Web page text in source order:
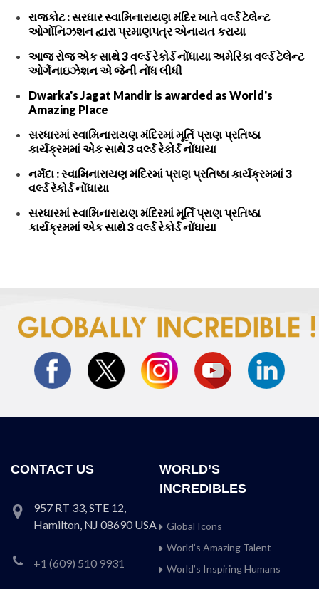
રાજકોટ : સરધાર સ્વામિનારાયણ મંદિર ખાતે વર્લ્ડ ટેલેન્ટ
ઓર્ગોનિઝશન દ્વારા પ્રમાણપત્ર એનાયત કરાયા
આજ રોજ એક સાથે 3 વર્લ્ડ રેકોર્ડ નોંધાયા અમેરિકા વર્લ્ડ ટેલેન્ટ
ઓર્ગેનાઇઝેશન એ જેની નોંધ લીધી
Dwarka's Jagat Mandir is awarded as World's
Amazing Place
સરધારમાં સ્વામિનારાયણ મંદિરમાં મૂર્તિ પ્રાણ પ્રતિષ્ઠા
કાર્યક્રમમાં એક સાથે 3 વર્લ્ડ રેકોર્ડ નોંધાયા
નર્મદા : સ્વામિનારાયણ મંદિરમાં પ્રાણ પ્રતિષ્ઠા કાર્યક્રમમાં 3
વર્લ્ડ રેકોર્ડ નોંધાયા
સરધારમાં સ્વામિનારાયણ મંદિરમાં મૂર્તિ પ્રાણ પ્રતિષ્ઠા
કાર્યક્રમમાં એક સાથે 3 વર્લ્ડ રેકોર્ડ નોંધાયા
CONTACT US
957 RT 33, STE 12,
Hamilton, NJ 08690 USA
+1 (609) 510 9931
WORLD’S
INCREDIBLES
Global Icons
World’s Amazing Talent
World’s Inspiring Humans